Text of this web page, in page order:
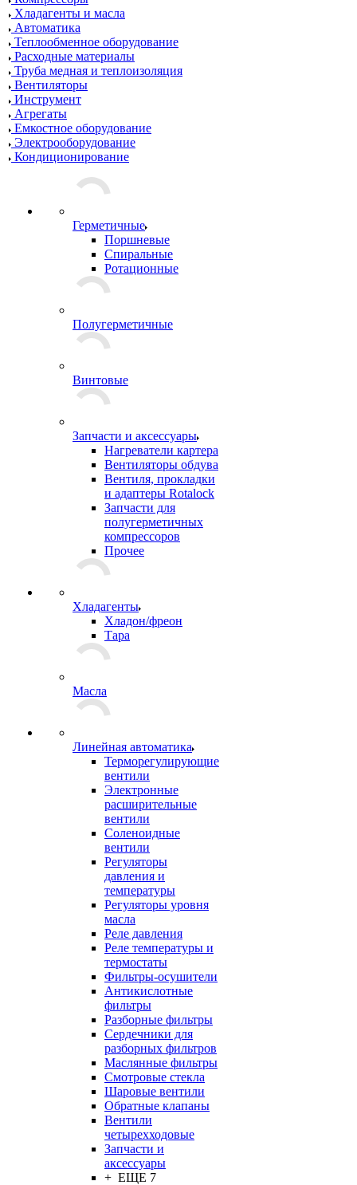
Хладагенты и масла
Автоматика
Теплообменное оборудование
Расходные материалы
Труба медная и теплоизоляция
Вентиляторы
Инструмент
Агрегаты
Емкостное оборудование
Электрооборудование
Кондиционирование
Герметичные
Поршневые
Спиральные
Ротационные
Полугерметичные
Винтовые
Запчасти и аксессуары
Нагреватели картера
Вентиляторы обдува
Вентиля, прокладки
и адаптеры Rotalock
Запчасти для
полугерметичных
компрессоров
Прочее
Хладагенты
Хладон/фреон
Тара
Масла
Линейная автоматика
Терморегулирующие
вентили
Электронные
расширительные
вентили
Соленоидные
вентили
Регуляторы
давления и
температуры
Регуляторы уровня
масла
Реле давления
Реле температуры и
термостаты
Фильтры-осушители
Антикислотные
фильтры
Разборные фильтры
Сердечники для
разборных фильтров
Маслянные фильтры
Смотровые стекла
Шаровые вентили
Обратные клапаны
Вентили
четырехходовые
Запчасти и
аксессуары
+ ЕЩЕ 7